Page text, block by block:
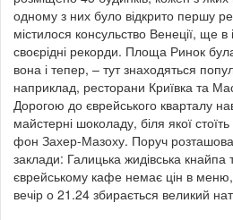
одному з них було відкрито першу
містилося консульство Венеції, ще
своєрідні рекорди. Площа Ринок
вона і тепер, – тут знаходяться
наприклад, ресторани Криївка та
Дорогою до єврейського кварталу
майстерні шоколаду, біля якої
фон Захер-Мазоху. Поруч
заклади: Галицька жидівська кнайпа
єврейському кафе немає цін в
вечір о 21.24 збирається великий